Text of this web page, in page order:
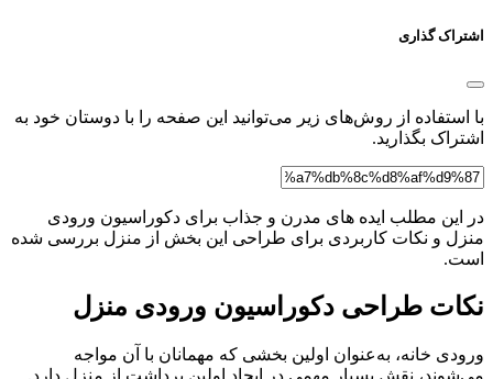
اشتراک گذاری
با استفاده از روش‌های زیر می‌توانید این صفحه را با دوستان خود به
اشتراک بگذارید.
در این مطلب ایده های مدرن و جذاب برای دکوراسیون ورودی
منزل و نکات کاربردی برای طراحی این بخش از منزل بررسی شده
است.
نکات طراحی دکوراسیون ورودی منزل
ورودی خانه، به‌عنوان اولین بخشی که مهمانان با آن مواجه
می‌شوند، نقش بسیار مهمی در ایجاد اولین برداشت از منزل دارد.